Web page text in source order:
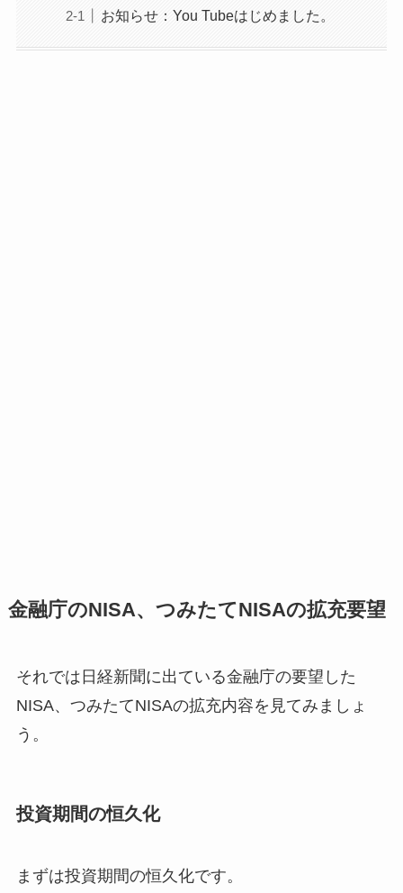
お知らせ：You Tubeはじめました。
金融庁のNISA、つみたてNISAの拡充要望
それでは日経新聞に出ている金融庁の要望した
NISA、つみたてNISAの拡充内容を見てみましょ
う。
投資期間の恒久化
まずは投資期間の恒久化です。